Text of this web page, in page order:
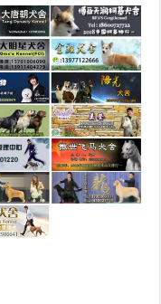
CKU
快
报
JIANGMEN
ALL-
BREED
CHAMPIONSHIP
DOG
SHOW